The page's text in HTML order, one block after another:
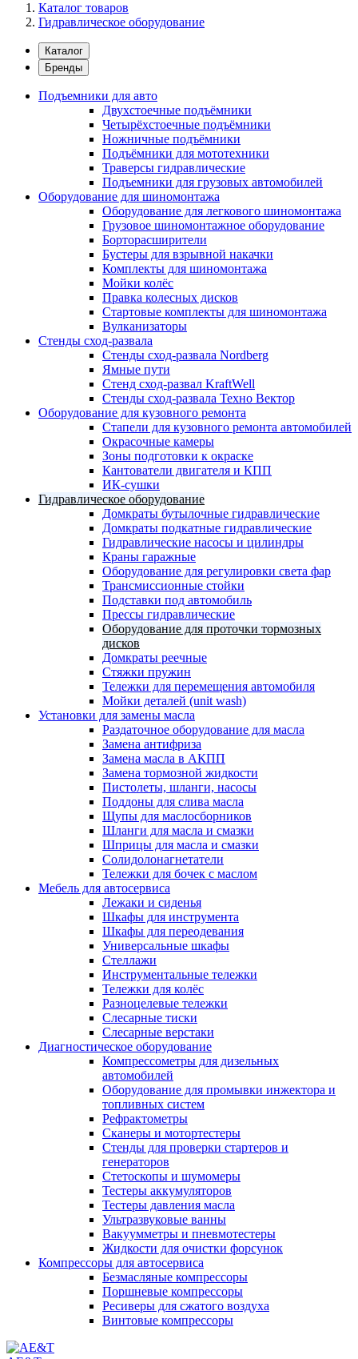
Каталог товаров
Гидравлическое оборудование
Каталог
Бренды
Подъемники для авто
Двухстоечные подъёмники
Четырёхстоечные подъёмники
Ножничные подъёмники
Подъёмники для мототехники
Траверсы гидравлические
Подъемники для грузовых автомобилей
Оборудование для шиномонтажа
Оборудование для легкового шиномонтажа
Грузовое шиномонтажное оборудование
Борторасширители
Бустеры для взрывной накачки
Комплекты для шиномонтажа
Мойки колёс
Правка колесных дисков
Стартовые комплекты для шиномонтажа
Вулканизаторы
Стенды сход-развала
Стенды сход-развала Nordberg
Ямные пути
Стенд сход-развал KraftWell
Стенды сход-развала Техно Вектор
Оборудование для кузовного ремонта
Стапели для кузовного ремонта автомобилей
Окрасочные камеры
Зоны подготовки к окраске
Кантователи двигателя и КПП
ИК-сушки
Гидравлическое оборудование
Домкраты бутылочные гидравлические
Домкраты подкатные гидравлические
Гидравлические насосы и цилиндры
Краны гаражные
Оборудование для регулировки света фар
Трансмиссионные стойки
Подставки под автомобиль
Прессы гидравлические
Оборудование для проточки тормозных
дисков
Домкраты реечные
Стяжки пружин
Тележки для перемещения автомобиля
Мойки деталей (unit wash)
Установки для замены масла
Раздаточное оборудование для масла
Замена антифриза
Замена масла в АКПП
Замена тормозной жидкости
Пистолеты, шланги, насосы
Поддоны для слива масла
Щупы для маслосборников
Шланги для масла и смазки
Шприцы для масла и смазки
Солидолонагнетатели
Тележки для бочек с маслом
Мебель для автосервиса
Лежаки и сиденья
Шкафы для инструмента
Шкафы для переодевания
Универсальные шкафы
Стеллажи
Инструментальные тележки
Тележки для колёс
Разноцелевые тележки
Слесарные тиски
Слесарные верстаки
Диагностическое оборудование
Компрессометры для дизельных
автомобилей
Оборудование для промывки инжектора и
топливных систем
Рефрактометры
Сканеры и мотортестеры
Стенды для проверки стартеров и
генераторов
Стетоскопы и шумомеры
Тестеры аккумуляторов
Тестеры давления масла
Ультразвуковые ванны
Вакуумметры и пневмотестеры
Жидкости для очистки форсунок
Компрессоры для автосервиса
Безмасляные компрессоры
Поршневые компрессоры
Ресиверы для сжатого воздуха
Винтовые компрессоры